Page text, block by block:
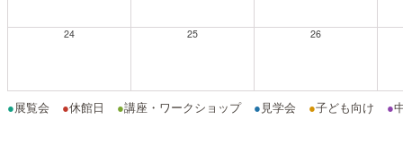
24 25 26
●展覧会 ●休館日 ●講座・ワークショップ ● 見学会 ●子ども向け ●